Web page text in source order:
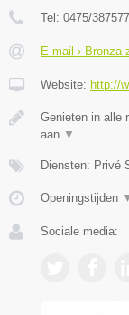
Tel: 0475/387577
E-mail › Bronza
Website: http://
Genieten in alle
aan ▼
Diensten: Privé
Openingstijden
Sociale media: